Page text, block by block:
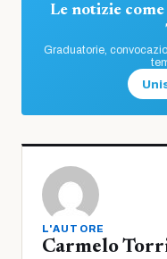
Le notizie
Graduatorie,
L'AUTORE
Carmelo